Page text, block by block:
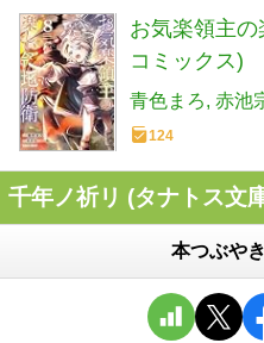
お気楽領主
コミックス)
青色まろ 赤池
124
千年ノ祈リ (タナトス文
本つぶや